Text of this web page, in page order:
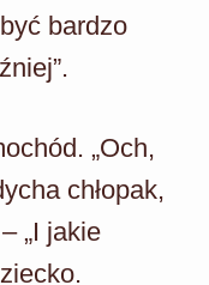
bardzo
„Och,
chłopak,
„I jakie